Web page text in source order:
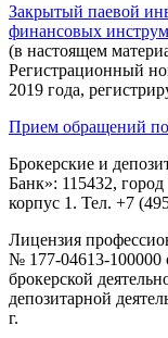
Закрытый паевой
финансовых
(в настоящем
Регистрационный
2019 года,
Прием обращений
Брокерские и
Банк»: 115432,
корпус 1. Тел. +7
Лицензия
№ 177-04613-100000
брокерской
депозитарной
г.